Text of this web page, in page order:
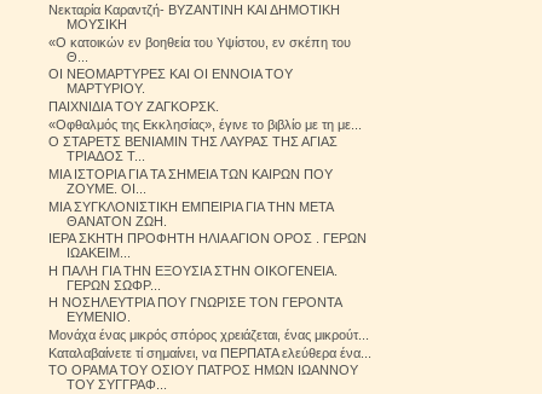
Νεκταρία Καραντζή- ΒΥΖΑΝΤΙΝΗ ΚΑΙ ΔΗΜΟΤΙΚΗ
ΜΟΥΣΙΚΗ
«Ο κατοικών εν βοηθεία του Υψίστου, εν σκέπη του
Θ...
ΟΙ ΝΕΟΜΑΡΤΥΡΕΣ ΚΑΙ ΟΙ ΕΝΝΟΙΑ ΤΟΥ
ΜΑΡΤΥΡΙΟΥ.
ΠΑΙΧΝΙΔΙΑ ΤΟΥ ΖΑΓΚΟΡΣΚ.
«Οφθαλμός της Εκκλησίας», έγινε το βιβλίο με τη με...
Ο ΣΤΑΡΕΤΣ ΒΕΝΙΑΜΙΝ ΤΗΣ ΛΑΥΡΑΣ ΤΗΣ ΑΓΙΑΣ
ΤΡΙΑΔΟΣ Τ...
ΜΙΑ ΙΣΤΟΡΙΑ ΓΙΑ ΤΑ ΣΗΜΕΙΑ ΤΩΝ ΚΑΙΡΩΝ ΠΟΥ
ΖΟΥΜΕ. ΟΙ...
ΜΙΑ ΣΥΓΚΛΟΝΙΣΤΙΚΗ ΕΜΠΕΙΡΙΑ ΓΙΑ ΤΗΝ ΜΕΤΑ
ΘΑΝΑΤΟΝ ΖΩΗ.
ΙΕΡΑ ΣΚΗΤΗ ΠΡΟΦΗΤΗ ΗΛΙΑ ΑΓΙΟΝ ΟΡΟΣ . ΓΕΡΩΝ
ΙΩΑΚΕΙΜ...
Η ΠΑΛΗ ΓΙΑ ΤΗΝ ΕΞΟΥΣΙΑ ΣΤΗΝ ΟΙΚΟΓΕΝΕΙΑ.
ΓΕΡΩΝ ΣΩΦΡ...
Η ΝΟΣΗΛΕΥΤΡΙΑ ΠΟΥ ΓΝΩΡΙΣΕ ΤΟΝ ΓΕΡΟΝΤΑ
ΕΥΜΕΝΙΟ.
Μονάχα ένας μικρός σπόρος χρειάζεται, ένας μικρούτ...
Καταλαβαίνετε τί σημαίνει, να ΠΕΡΠΑΤΑ ελεύθερα ένα...
ΤΟ ΟΡΑΜΑ ΤΟΥ ΟΣΙΟΥ ΠΑΤΡΟΣ ΗΜΩΝ ΙΩΑΝΝΟΥ
ΤΟΥ ΣΥΓΓΡΑΦ...